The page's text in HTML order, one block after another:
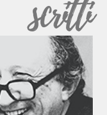
scritti